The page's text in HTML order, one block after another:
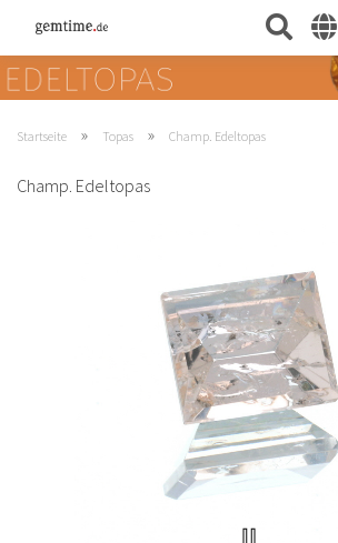
Startseite » Topas » Champ. Edeltopas
Champ. Edeltopas